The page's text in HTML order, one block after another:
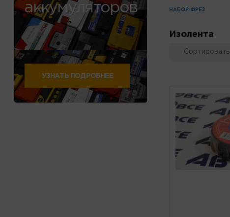
аккумуляторов
УЗНАТЬ ПОДРОБНЕЕ
НАБОР ФРЕЗ
Изолента
Сортировать